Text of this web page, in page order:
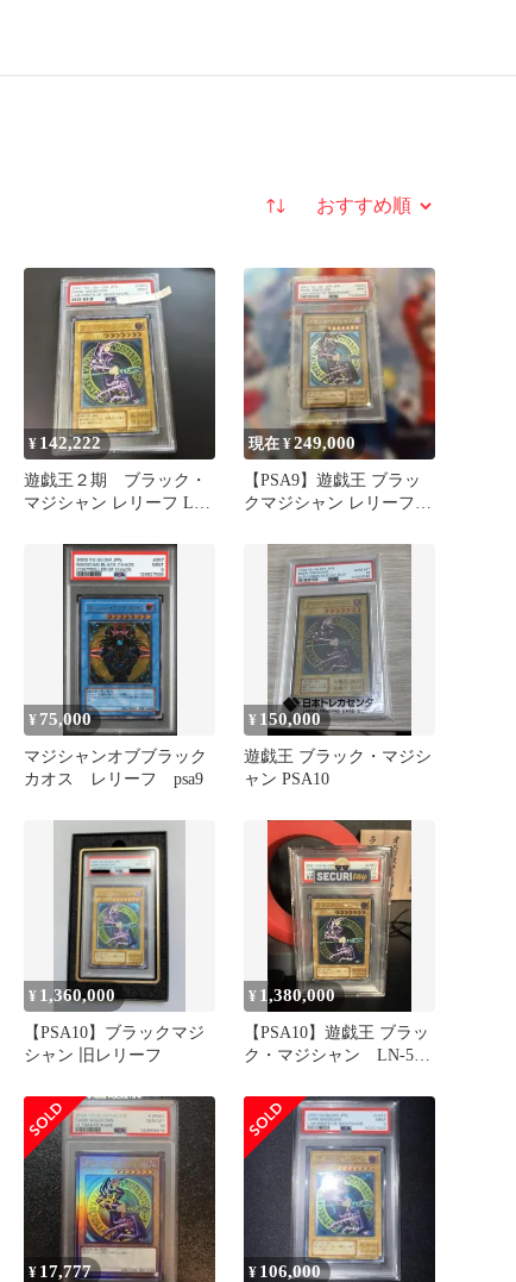
並び替え
¥ 142,222
遊戯王２期 ブラック・
マジシャン レリーフ LN-
現在 ¥249,000
【PSA9】遊戯王 ブラッ
クマジシャン レリーフ
¥ 75,000
マジシャンオブブラック
カオス レリーフ psa9
¥ 150,000
遊戯王 ブラック・マジシ
ャン PSA10
¥ 1,360,000
【PSA10】ブラックマジ
シャン 旧レリーフ
¥ 1,380,000
【PSA10】遊戯王 ブラッ
ク・マジシャン LN-53
¥ 17,777 ¥ 106,000